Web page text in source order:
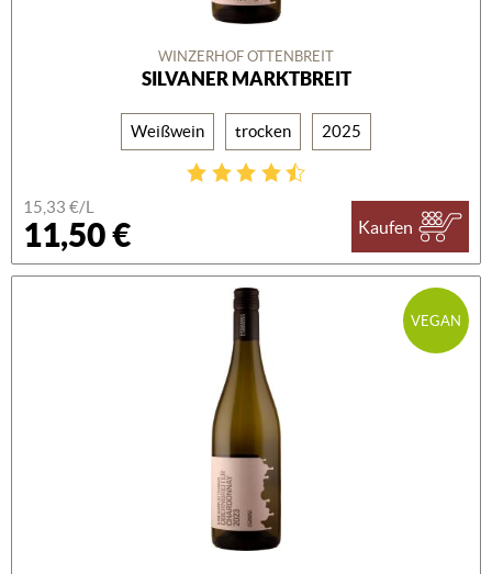
WINZERHOF OTTENBREIT
SILVANER MARKTBREIT
Weißwein trocken 2025
15,33 €/L
11,50 € Kaufen
VEGAN